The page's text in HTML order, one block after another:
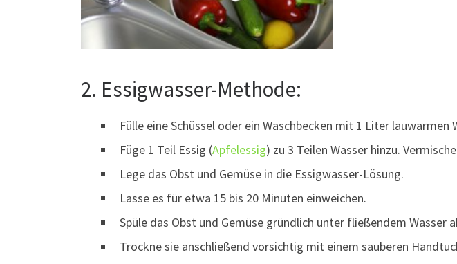
2. Essigwasser-Methode:
Fülle eine Schüssel oder ein Waschbecken mit 1 Liter lauwarmen
Füge 1 Teil Essig (Apfelessig) zu 3 Teilen Wasser hinzu.
Lege das Obst und Gemüse in die Essigwasser-Lösung.
Lasse es für etwa 15 bis 20 Minuten einweichen.
Spüle das Obst und Gemüse gründlich unter fließendem Wasser
Trockne sie anschließend vorsichtig mit einem sauberen